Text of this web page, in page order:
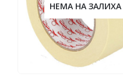
НЕМА НА ЗАЛИХА